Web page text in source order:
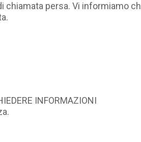
persa. Vi informiamo
INFORMAZIONI